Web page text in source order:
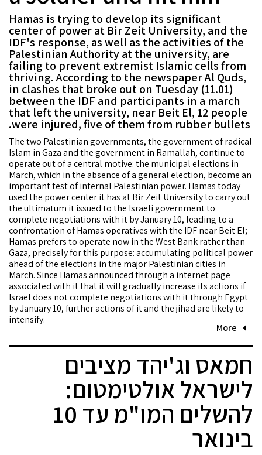
Hamas is trying to develop its significant
center of power at Bir Zeit University, and the
IDF's response, as well as the activities of the
Palestinian Authority at the university, are
failing to prevent extremist Islamic cells from
thriving. According to the newspaper Al Quds,
in clashes that broke out on Tuesday (11.01)
between the IDF and participants in a march
that left the university, near Beit El, 12 people
were injured, five of them from rubber bullets.
The two Palestinian governments, the government of radical
Islam in Gaza and the government in Ramallah, continue to
operate out of a central motive: the municipal elections in
March, which in the absence of a general election, become an
important test of internal Palestinian power. Hamas today
used the power center it has at Bir Zeit University to carry out
the ultimatum it issued to the Israeli government to
complete negotiations with it by January 10, leading to a
confrontation of Hamas operatives with the IDF near Beit El;
Hamas prefers to operate now in the West Bank rather than
Gaza, precisely for this purpose: accumulating political power
ahead of the elections in the major Palestinian cities in
March. Since Hamas announced through a internet page
associated with it that it will gradually increase its actions if
Israel does not complete negotiations with it through Egypt
by January 10, further actions of it and the jihad are likely to
intensify.
More
חמאס וג'יהד מציבים
לישראל אולטימטום:
להשלים המו"מ עד 10
בינואר